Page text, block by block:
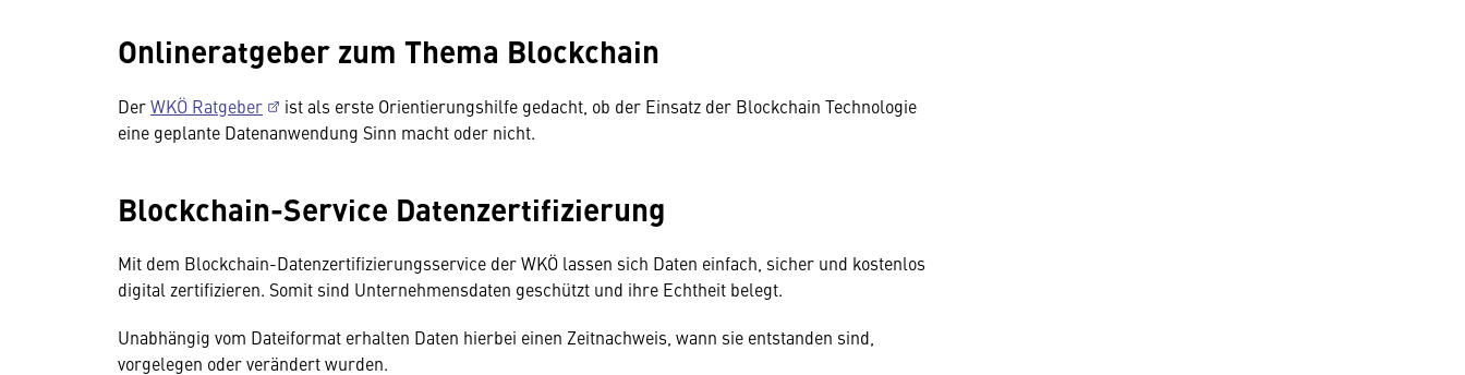
Onlineratgeber zum Thema Blockchain
DerWKÖ Ratgeber
ist als erste Orientierungshilfe gedacht, ob der Einsatz der Blockchain Technologie
eine geplante Datenanwendung Sinn macht oder nicht.
Blockchain-Service Datenzertifizierung
Mit dem Blockchain-Datenzertifizierungsservice der WKÖ lassen sich Daten einfach, sicher und kostenlos
digital zertifizieren. Somit sind Unternehmensdaten geschützt und ihre Echtheit belegt.
Unabhängig vom Dateiformat erhalten Daten hierbei einen Zeitnachweis, wann sie entstanden sind,
vorgelegen oder verändert wurden.